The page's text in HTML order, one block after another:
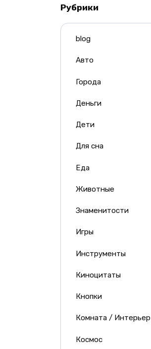
Рубрики
blog
Авто
Города
Деньги
Дети
Для сна
Еда
Животные
Знаменитости
Игры
Инструменты
Киноцитаты
Кнопки
Комната / Интерьер
Космос